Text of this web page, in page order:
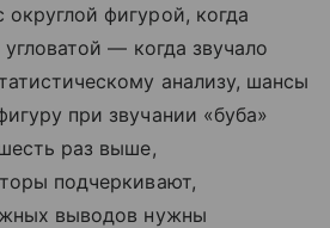
фигурой, когда
— когда звучало
анализу, шансы
при звучании «буба»
раз выше,
подчеркивают,
выводов нужны